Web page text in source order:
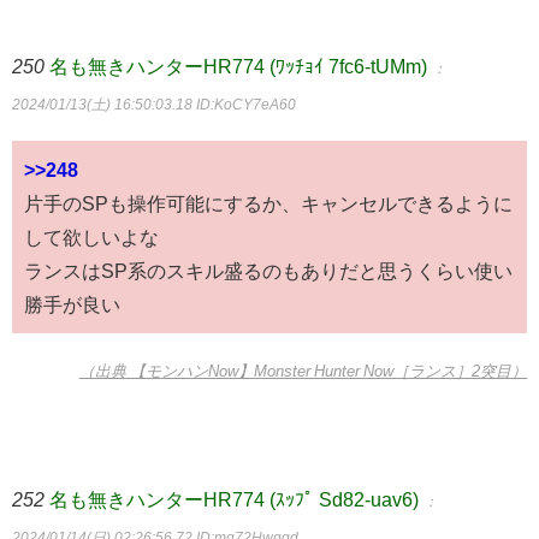
250 名も無きハンターHR774 (ﾜｯﾁｮｲ 7fc6-tUMm) ：
2024/01/13(土) 16:50:03.18 ID:KoCY7eA60
>>248
片手のSPも操作可能にするか、キャンセルできるように
して欲しいよな
ランスはSP系のスキル盛るのもありだと思うくらい使い
勝手が良い
（出典 【モンハンNow】Monster Hunter Now［ランス］2突目）
252 名も無きハンターHR774 (ｽｯﾌﾟ Sd82-uav6) ：